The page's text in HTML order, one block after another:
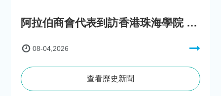
阿拉伯商會代表到訪香港珠海學院 參與「一帶一路」政策圓桌會議
08-04,2026
查看歷史新聞